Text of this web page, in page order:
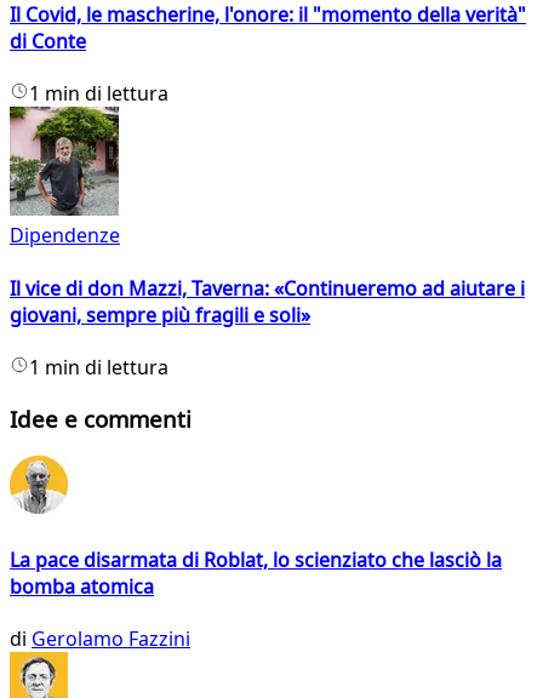
Il Covid, le mascherine, l'onore: il "momento della verità"
di Conte
1 min di lettura
Dipendenze
Il vice di don Mazzi, Taverna: «Continueremo ad aiutare i
giovani, sempre più fragili e soli»
1 min di lettura
Idee e commenti
La pace disarmata di Roblat, lo scienziato che lasciò la
bomba atomica
di Gerolamo Fazzini